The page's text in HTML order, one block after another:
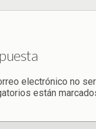
electrónico no
están